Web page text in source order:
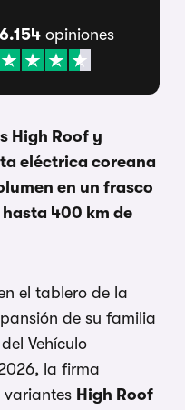
6.154 opiniones
High Roof y
eléctrica coreana
en un frasco
400 km de
el tablero de la
de su familia
Vehículo
la firma
variantes High Roof